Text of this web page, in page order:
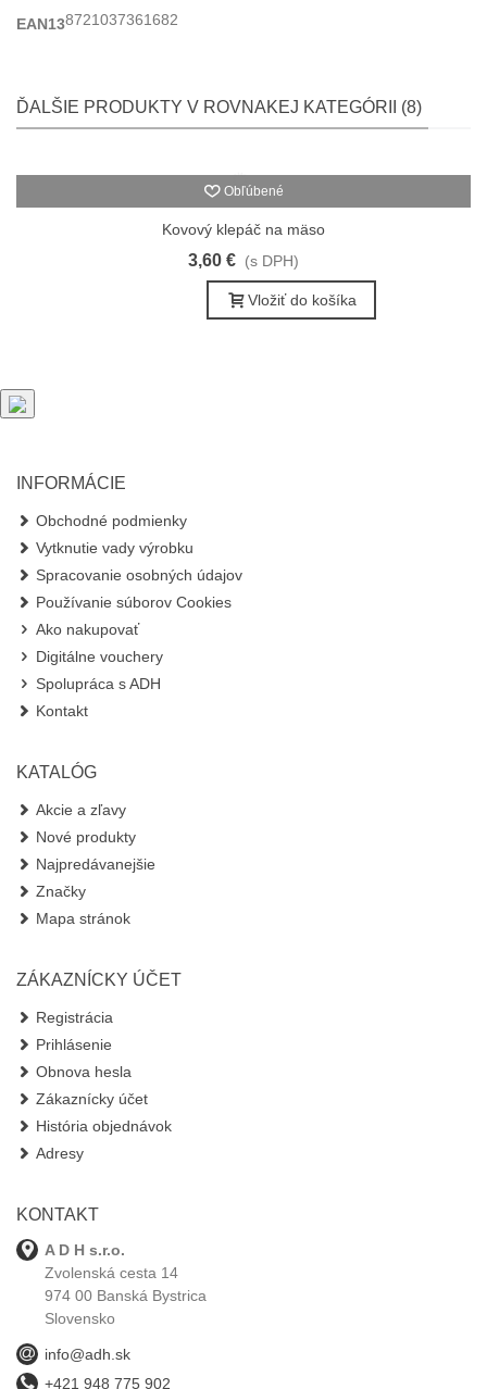
EAN138721037361682
ĎALŠIE PRODUKTY V ROVNAKEJ KATEGÓRII (8)
Obľúbené
Kovový klepáč na mäso
3,60 € (s DPH)
Vložiť do košíka
INFORMÁCIE
Obchodné podmienky
Vytknutie vady výrobku
Spracovanie osobných údajov
Používanie súborov Cookies
Ako nakupovať
Digitálne vouchery
Spolupráca s ADH
Kontakt
KATALÓG
Akcie a zľavy
Nové produkty
Najpredávanejšie
Značky
Mapa stránok
ZÁKAZNÍCKY ÚČET
Registrácia
Prihlásenie
Obnova hesla
Zákaznícky účet
História objednávok
Adresy
KONTAKT
A D H s.r.o.
Zvolenská cesta 14
974 00 Banská Bystrica
Slovensko
info@adh.sk
+421 948 775 902